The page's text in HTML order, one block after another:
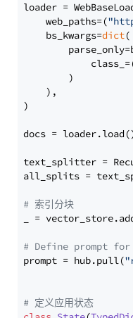
loader =
    web_paths=(
    bs_kwargs=
dict(
        )
    ),
)
docs =
text_splitter =
all_splits =
# 索引分块
_ =
# Define prompt for
prompt = hub.pull(
# 定义应用状态